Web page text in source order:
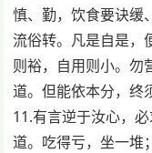
慎、勤，饮食要诀缓
流俗转。凡是自是，
则裕，自用则小。勿
道。但能依本分，终
11.有言逆于汝心，
道。吃得亏，坐一堆